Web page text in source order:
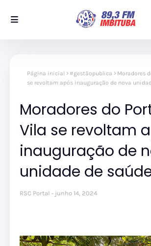
Página inicial #gestãopublica
Moradores
se revoltam após inauguração de nova
Moradores do
Vila se revoltam
inauguração de
unidade de
RSC Portal junho 14, 2024